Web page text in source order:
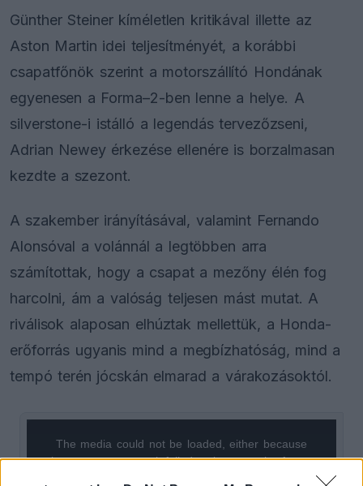
Günther Steiner kíméletlen kritikával illette az
Aston Martin idei teljesítményét, a korábbi
csapatfőnök szerint a motorszállító Hondának
egyenesen a Forma–2-ben lenne a helye. A
silverstone-i istálló a legendás tervezőzseni,
Adrian Newey érkezése ellenére is borzalmasan
kezdte a szezont.
A szakember irányításával, valamint Fernando
Alonsóval a volánnál a legtöbben arra
számítottak, hogy a csapat a mezőny élén fog
harcolni, ám a valóság teljesen mást mutat. A
riválisok alaposan elhúztak mellettük, a Honda-
erőforrás ugyanis mind a megbízhatóság, mind a
tempó terén jócskán elmarad a várakozásoktól.
The media could not be loaded, either because
the server or network failed or because the format